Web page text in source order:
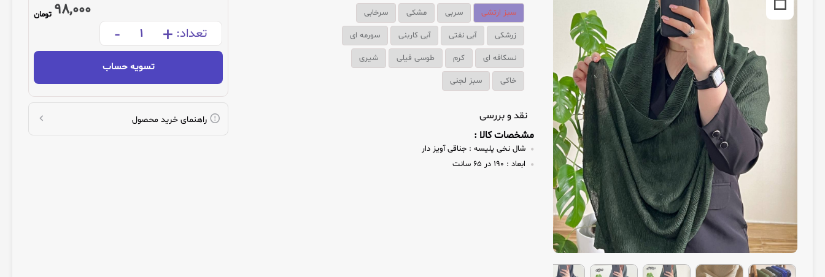
سبز ارتشی سربی مشکی سرخابی
زرشکی آبی نفتی آبی کاربنی سورمه ای
نسکافه ای کرم طوسی فیلی شیری
خاکی سبز لجنی
نقد و بررسی
مشخصات کالا :
شال نخی پلیسه : جناقی آویز دار
ابعاد :
98,000 تومان
تعداد: +
-
تسویه حساب
راهنمای خرید محصول